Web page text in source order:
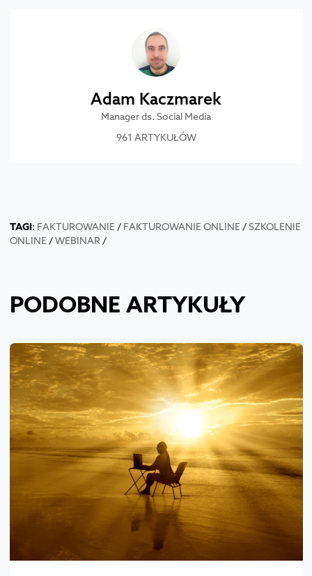
Adam Kaczmarek
Manager ds. Social Media
961 ARTYKUŁÓW
TAGI: FAKTUROWANIE / FAKTUROWANIE ONLINE /SZKOLENIE
ONLINE /WEBINAR/
PODOBNE ARTYKUŁY